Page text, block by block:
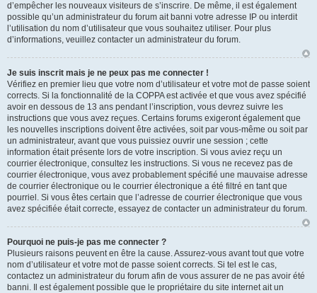
d’empêcher les nouveaux visiteurs de s’inscrire. De même, il est également
possible qu’un administrateur du forum ait banni votre adresse IP ou interdit
l’utilisation du nom d’utilisateur que vous souhaitez utiliser. Pour plus
d’informations, veuillez contacter un administrateur du forum.
Je suis inscrit mais je ne peux pas me connecter !
Vérifiez en premier lieu que votre nom d’utilisateur et votre mot de passe soient
corrects. Si la fonctionnalité de la COPPA est activée et que vous avez spécifié
avoir en dessous de 13 ans pendant l’inscription, vous devrez suivre les
instructions que vous avez reçues. Certains forums exigeront également que
les nouvelles inscriptions doivent être activées, soit par vous-même ou soit par
un administrateur, avant que vous puissiez ouvrir une session ; cette
information était présente lors de votre inscription. Si vous aviez reçu un
courrier électronique, consultez les instructions. Si vous ne recevez pas de
courrier électronique, vous avez probablement spécifié une mauvaise adresse
de courrier électronique ou le courrier électronique a été filtré en tant que
pourriel. Si vous êtes certain que l’adresse de courrier électronique que vous
avez spécifiée était correcte, essayez de contacter un administrateur du forum.
Pourquoi ne puis-je pas me connecter ?
Plusieurs raisons peuvent en être la cause. Assurez-vous avant tout que votre
nom d’utilisateur et votre mot de passe soient corrects. Si tel est le cas,
contactez un administrateur du forum afin de vous assurer de ne pas avoir été
banni. Il est également possible que le propriétaire du site internet ait un